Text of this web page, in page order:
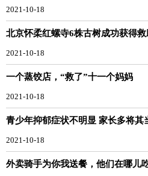
2021-10-18
北京怀柔红螺寺6株古树成功获得
2021-10-18
一个蒸饺店，“救了”十一个妈妈
2021-10-18
青少年抑郁症状不明显 家长多将其
2021-10-18
外卖骑手为你我送餐，他们在哪儿